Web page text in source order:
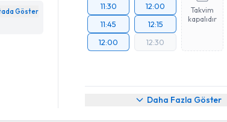
Göster
11:30
11:45
12:00
12:00
12:15
12:30
Takvim
kapalıdır
Daha Fazla Göster